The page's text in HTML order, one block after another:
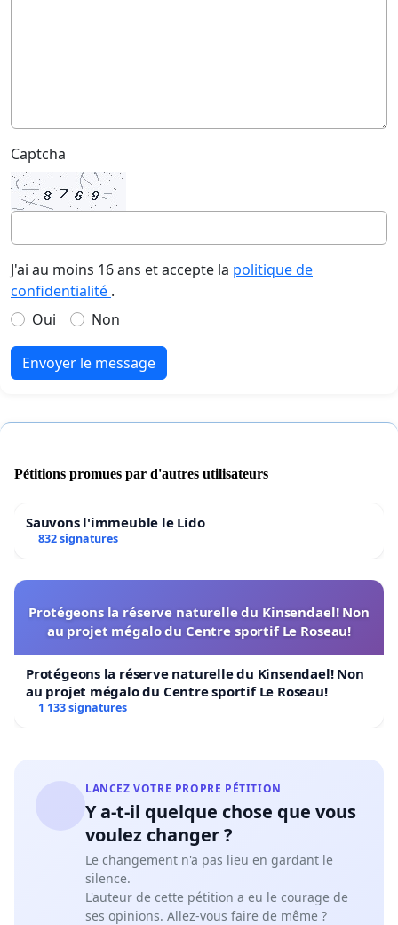
Captcha
J'ai au moins 16 ans et accepte la politique de
confidentialité .
Oui
Non
Envoyer le message
Pétitions promues par d'autres utilisateurs
Sauvons l'immeuble le Lido
832 signatures
Protégeons la réserve naturelle du Kinsendael! Non
au projet mégalo du Centre sportif Le Roseau!
Protégeons la réserve naturelle du Kinsendael! Non
au projet mégalo du Centre sportif Le Roseau!
1 133 signatures
LANCEZ VOTRE PROPRE PÉTITION
Y a-t-il quelque chose que vous
voulez changer ?
Le changement n'a pas lieu en gardant le
silence.
L'auteur de cette pétition a eu le courage de
ses opinions. Allez-vous faire de même ?